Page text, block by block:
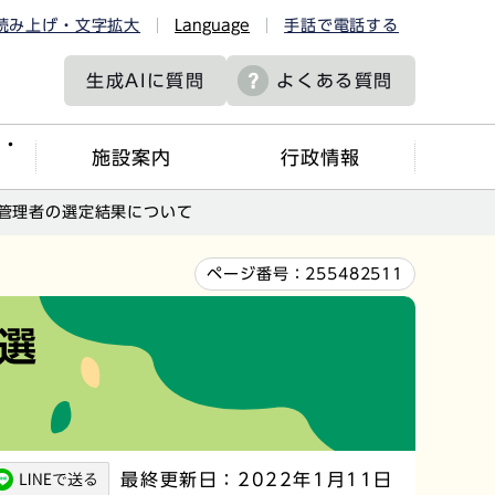
み上げ・文字拡大 Language 手話で電話する
生成AIに質問 よくある質問
施設案内 行政情報
理者の選定結果について
ページ番号： 255482511
最終更新日：2022年1月11日